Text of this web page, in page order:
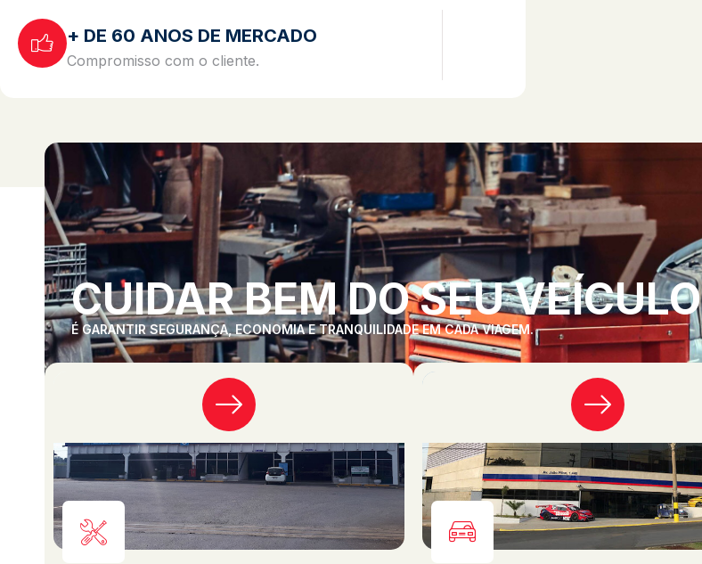
+ DE 60 ANOS DE MERCADO
Compromisso com o cliente.
CUIDAR BEM DO SEU VEÍCULO
É GARANTIR SEGURANÇA, ECONOMIA E TRANQUILIDADE EM CADA VIAGEM.